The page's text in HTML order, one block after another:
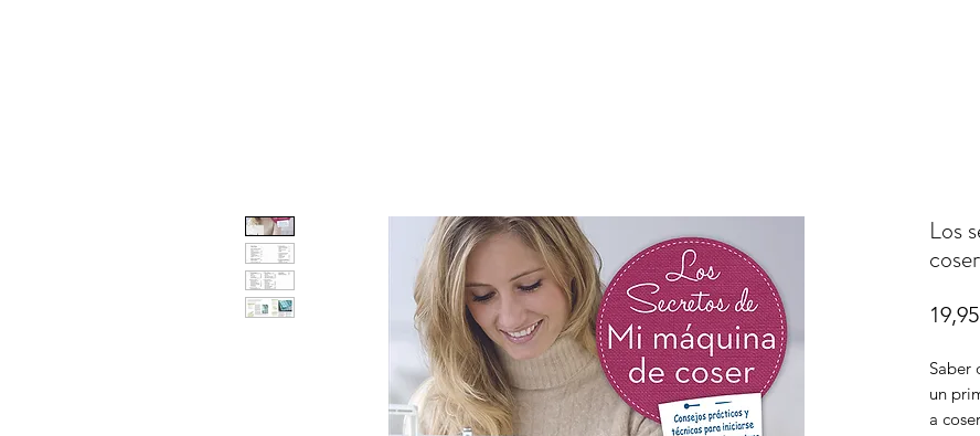
Los
coser
Saber
un
a